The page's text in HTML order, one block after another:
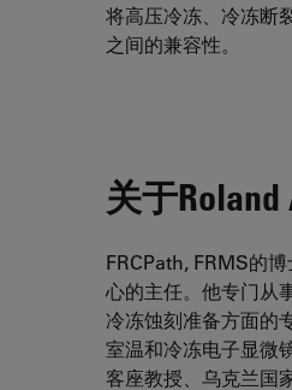
将高压冷冻、冷冻断
之间的兼容性。
关于Roland
FRCPath, FRMS的
心的主任。他专门从
冷冻蚀刻准备方面的
室温和冷冻电子显微
客座教授、乌克兰国